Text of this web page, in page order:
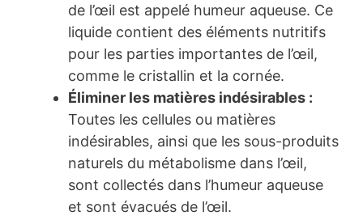
de l’œil est appelé humeur aqueuse. Ce
liquide contient des éléments nutritifs
pour les parties importantes de l’œil,
comme le cristallin et la cornée.
Éliminer les matières indésirables :
Toutes les cellules ou matières
indésirables, ainsi que les sous-produits
naturels du métabolisme dans l’œil,
sont collectés dans l’humeur aqueuse
et sont évacués de l’œil.